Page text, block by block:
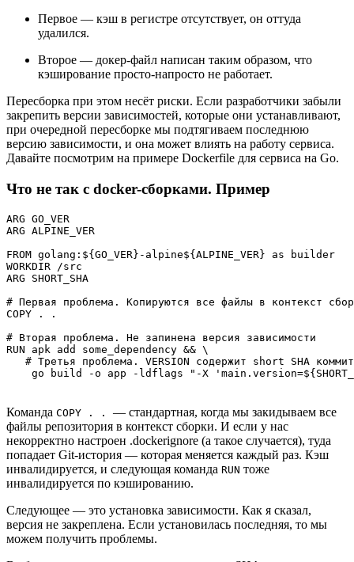
Первое — кэш в регистре отсутствует, он оттуда
удалился.
Второе — докер-файл написан таким образом, что
кэширование просто-напросто не работает.
Пересборка при этом несёт риски. Если разработчики забыли
закрепить версии зависимостей, которые они устанавливают,
при очередной пересборке мы подтягиваем последнюю
версию зависимости, и она может влиять на работу сервиса.
Давайте посмотрим на примере Dockerfile для сервиса на Go.
Что не так с docker-сборками. Пример
ARG GO_VER
ARG ALPINE_VER
FROM golang:${GO_VER}-alpine${ALPINE_VER} as builder
WORKDIR /src
ARG SHORT_SHA
# Первая проблема. Копируются все файлы в контекст
COPY . .
# Вторая проблема. Не запинена версия зависимости
RUN apk add some_dependency && \
# Третья проблема. VERSION содержит short SHA
go build -o app -ldflags "-X
Команда COPY . . — стандартная, когда мы закидываем все
файлы репозитория в контекст сборки. И если у нас
некорректно настроен .dockerignore (а такое случается), туда
попадает Git-история — которая меняется каждый раз. Кэш
инвалидируется, и следующая команда RUN тоже
инвалидируется по кэшированию.
Следующее — это установка зависимости. Как я сказал,
версия не закреплена. Если установилась последняя, то мы
можем получить проблемы.